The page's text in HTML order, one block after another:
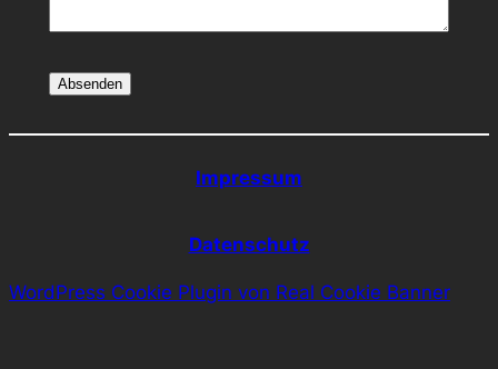
Impressum
Datenschutz
WordPress Cookie Plugin von Real Cookie Banner